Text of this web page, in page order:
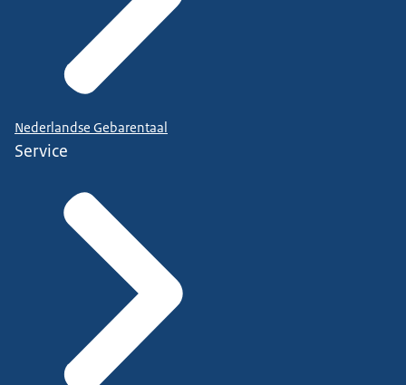
Nederlandse Gebarentaal
Service